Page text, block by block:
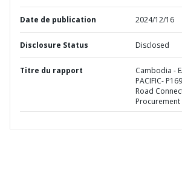
Date de publication 2024/12/16
Disclosure Status Disclosed
Titre du rapport
Cambodia -
PACIFIC-
Road
Procurement